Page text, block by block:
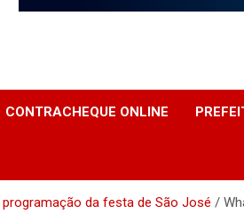
CONTRACHEQUE ONLINE
da festa de São José